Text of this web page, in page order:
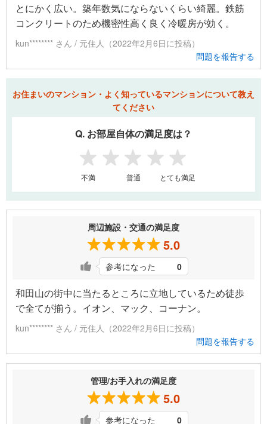
とにかく広い。築年数気にならないくらい綺麗。鉄筋
コンクリートのため機密性高く良く冷暖房が効く。
kun******** さん / 元住人（2022年2月6日に投稿）
問題を報告する
お住まいのマンション・よく知っているマンションについて教え
てください
Q. お部屋自体の満足度は？
1 2 3 4 5
不満 普通 とても満足
周辺施設・交通の満足度
5.0
参考になった 0
和田山の街中に当たるところに立地しているため徒歩
で全てが揃う。イオン、マック、コーナン。
kun******** さん / 元住人（2022年2月6日に投稿）
問題を報告する
管理/お手入れの満足度
5.0
参考になった 0